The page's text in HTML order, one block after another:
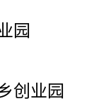
园
创业园